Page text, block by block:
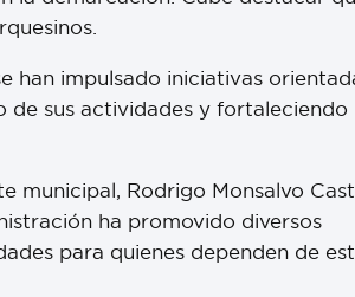
han impulsado iniciativas
sus actividades y fortaleciendo
municipal, Rodrigo Monsalvo
ha promovido diversos
para quienes dependen de